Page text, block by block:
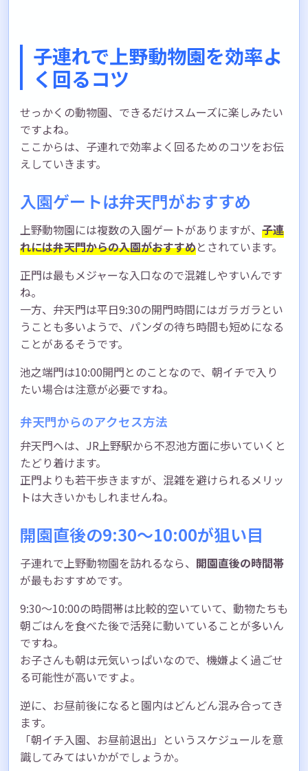
子連れで上野動物園を効率よ
く回るコツ
せっかくの動物園、できるだけスムーズに楽しみたい
ですよね。
ここからは、子連れで効率よく回るためのコツをお伝
えしていきます。
入園ゲートは弁天門がおすすめ
上野動物園には複数の入園ゲートがありますが、 子連
れには弁天門からの入園がおすすめとされています。
正門は最もメジャーな入口なので混雑しやすいんです
ね。
一方、弁天門は平日9:30の開門時間にはガラガラとい
うことも多いようで、パンダの待ち時間も短めになる
ことがあるそうです。
池之端門は10:00開門とのことなので、朝イチで入り
たい場合は注意が必要ですね。
弁天門からのアクセス方法
弁天門へは、JR上野駅から不忍池方面に歩いていくと
たどり着けます。
正門よりも若干歩きますが、混雑を避けられるメリッ
トは大きいかもしれませんね。
開園直後の9:30〜10:00が狙い目
子連れで上野動物園を訪れるなら、 開園直後の時間帯
が最もおすすめです。
9:30〜10:00の時間帯は比較的空いていて、動物たちも
朝ごはんを食べた後で活発に動いていることが多いん
ですね。
お子さんも朝は元気いっぱいなので、機嫌よく過ごせ
る可能性が高いですよ。
逆に、お昼前後になると園内はどんどん混み合ってき
ます。
「朝イチ入園、お昼前退出」というスケジュールを意
識してみてはいかがでしょうか。